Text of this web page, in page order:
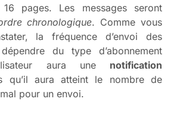
16 pages. Les messages seront
chronologique. Comme vous
la fréquence d’envoi des
du type d’abonnement
aura une notification
qu’il aura atteint le nombre de
pour un envoi.